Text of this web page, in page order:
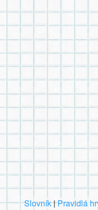
Slovník|Pravidlá